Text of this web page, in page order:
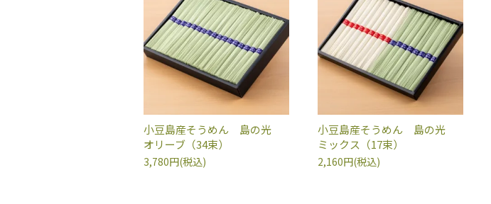
小豆島産そうめん 島の光
オリーブ（34束）
3,780円(税込)
小豆島産そうめん 島の光
ミックス（17束）
2,160円(税込)